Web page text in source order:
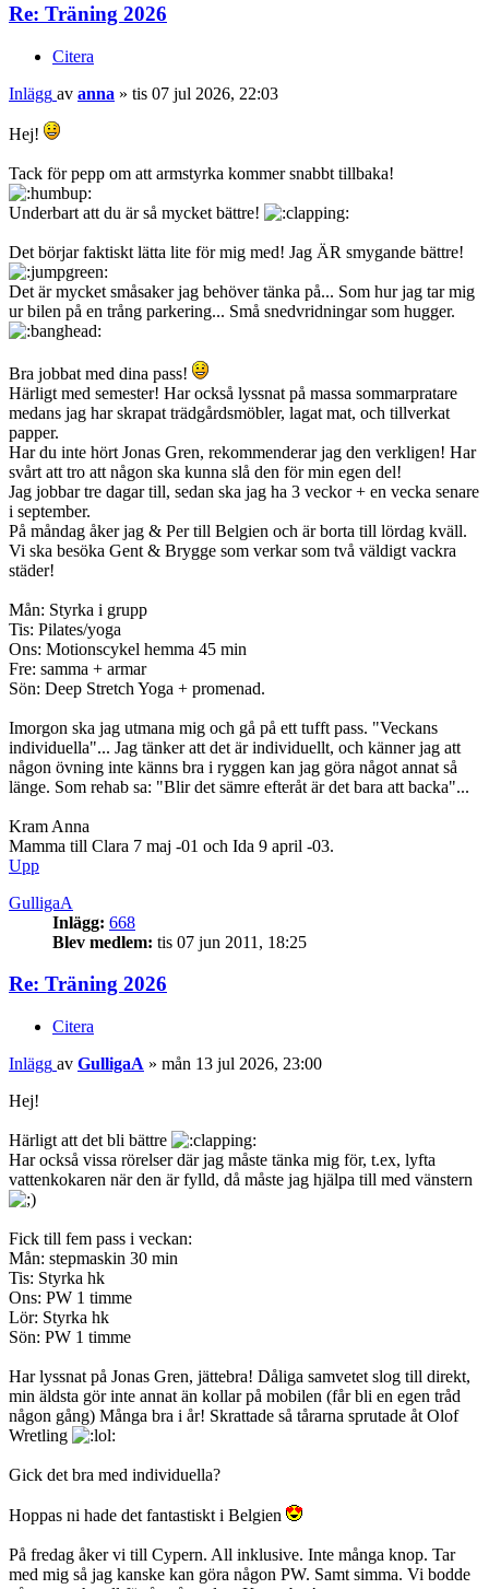
Re: Träning 2026
Citera
Inlägg av anna » tis 07 jul 2026, 22:03
Hej!
Tack för pepp om att armstyrka kommer snabbt tillbaka!
Underbart att du är så mycket bättre!
Det börjar faktiskt lätta lite för mig med! Jag ÄR smygande bättre!
Det är mycket småsaker jag behöver tänka på... Som hur jag tar mig
ur bilen på en trång parkering... Små snedvridningar som hugger.
Bra jobbat med dina pass!
Härligt med semester! Har också lyssnat på massa sommarpratare
medans jag har skrapat trädgårdsmöbler, lagat mat, och tillverkat
papper.
Har du inte hört Jonas Gren, rekommenderar jag den verkligen! Har
svårt att tro att någon ska kunna slå den för min egen del!
Jag jobbar tre dagar till, sedan ska jag ha 3 veckor + en vecka senare
i september.
På måndag åker jag & Per till Belgien och är borta till lördag kväll.
Vi ska besöka Gent & Brygge som verkar som två väldigt vackra
städer!
Mån: Styrka i grupp
Tis: Pilates/yoga
Ons: Motionscykel hemma 45 min
Fre: samma + armar
Sön: Deep Stretch Yoga + promenad.
Imorgon ska jag utmana mig och gå på ett tufft pass. "Veckans
individuella"... Jag tänker att det är individuellt, och känner jag att
någon övning inte känns bra i ryggen kan jag göra något annat så
länge. Som rehab sa: "Blir det sämre efteråt är det bara att backa"...
Kram Anna
Mamma till Clara 7 maj -01 och Ida 9 april -03.
Upp
GulligaA
Inlägg: 668
Blev medlem: tis 07 jun 2011, 18:25
Re: Träning 2026
Citera
Inlägg av GulligaA » mån 13 jul 2026, 23:00
Hej!
Härligt att det bli bättre
Har också vissa rörelser där jag måste tänka mig för, t.ex, lyfta
vattenkokaren när den är fylld, då måste jag hjälpa till med vänstern
Fick till fem pass i veckan:
Mån: stepmaskin 30 min
Tis: Styrka hk
Ons: PW 1 timme
Lör: Styrka hk
Sön: PW 1 timme
Har lyssnat på Jonas Gren, jättebra! Dåliga samvetet slog till direkt,
min äldsta gör inte annat än kollar på mobilen (får bli en egen tråd
någon gång) Många bra i år! Skrattade så tårarna sprutade åt Olof
Wretling
Gick det bra med individuella?
Hoppas ni hade det fantastiskt i Belgien
På fredag åker vi till Cypern. All inklusive. Inte många knop. Tar
med mig så jag kanske kan göra någon PW. Samt simma. Vi bodde